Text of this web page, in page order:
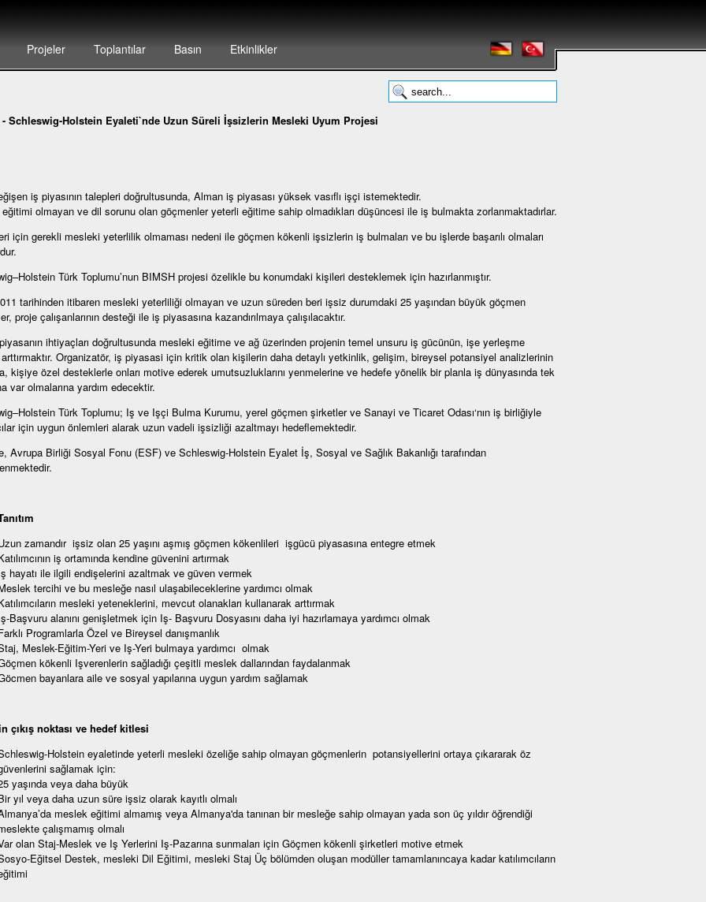
Projeler Toplantılar Basın Etkinlikler
Schleswig-Holstein Eyaleti`nde Uzun Süreli İşsizlerin Mesleki Uyum Projesi
iş piyasının talepleri doğrultusunda, Alman iş piyasası yüksek vasıflı işçi istemektedir.
olmayan ve dil sorunu olan göçmenler yeterli eğitime sahip olmadıkları düşüncesi ile iş bulmakta zorlanmaktadırlar.
için gerekli mesleki yeterlilik olmaması nedeni ile göçmen kökenli işsizlerin iş bulmaları ve bu işlerde başarılı olmaları
Türk Toplumu’nun BIMSH projesi özelikle bu konumdaki kişileri desteklemek için hazırlanmıştır.
tarihinden itibaren mesleki yeterliliği olmayan ve uzun süreden beri işsiz durumdaki 25 yaşından büyük göçmen
proje çalışanlarının desteği ile iş piyasasına kazandırılmaya çalışılacaktır.
ihtiyaçları doğrultusunda mesleki eğitime ve ağ üzerinden projenin temel unsuru iş gücünün, işe yerleşme
arttırmaktır. Organizatör, iş piyasasi için kritik olan kişilerin daha detaylı yetkinlik, gelişim, bireysel potansiyel analizlerinin
kişiye özel desteklerle onları motive ederek umutsuzluklarını yenmelerine ve hedefe yönelik bir planla iş dünyasında tek
var olmalarına yardım edecektir.
Türk Toplumu; Iş ve Işçi Bulma Kurumu, yerel göçmen şirketler ve Sanayi ve Ticaret Odası‘nın iş birliğiyle
için uygun önlemleri alarak uzun vadeli işsizliği azaltmayı hedeflemektedir.
Avrupa Birliği Sosyal Fonu (ESF) ve Schleswig-Holstein Eyalet İş, Sosyal ve Sağlık Bakanlığı tarafından
zamandır işsiz olan 25 yaşını aşmış göçmen kökenlileri işgücü piyasasına entegre etmek
iş ortamında kendine güvenini artırmak
hayatı ile ilgili endişelerini azaltmak ve güven vermek
tercihi ve bu mesleğe nasıl ulaşabileceklerine yardımcı olmak
mesleki yeteneklerini, mevcut olanakları kullanarak arttırmak
Başvuru alanını genişletmek için Iş- Başvuru Dosyasını daha iyi hazırlamaya yardımcı olmak
Programlarla Özel ve Bireysel danışmanlık
Meslek-Eğitim-Yeri ve Iş-Yeri bulmaya yardımcı olmak
kökenli Işverenlerin sağladığı çeşitli meslek dallarından faydalanmak
bayanlara aile ve sosyal yapılarına uygun yardım sağlamak
çıkış noktası ve hedef kitlesi
Holstein eyaletinde yeterli mesleki özeliğe sahip olmayan göçmenlerin potansiyellerini ortaya çıkararak öz
sağlamak için:
yaşında veya daha büyük
yıl veya daha uzun süre işsiz olarak kayıtlı olmalı
meslek eğitimi almamış veya Almanya'da tanınan bir mesleğe sahip olmayan yada son üç yıldır öğrendiği
çalışmamış olmalı
olan Staj-Meslek ve Iş Yerlerini Iş-Pazarına sunmaları için Göçmen kökenli şirketleri motive etmek
Eğitsel Destek, mesleki Dil Eğitimi, mesleki Staj Üç bölümden oluşan modüller tamamlanıncaya kadar katılımcıların